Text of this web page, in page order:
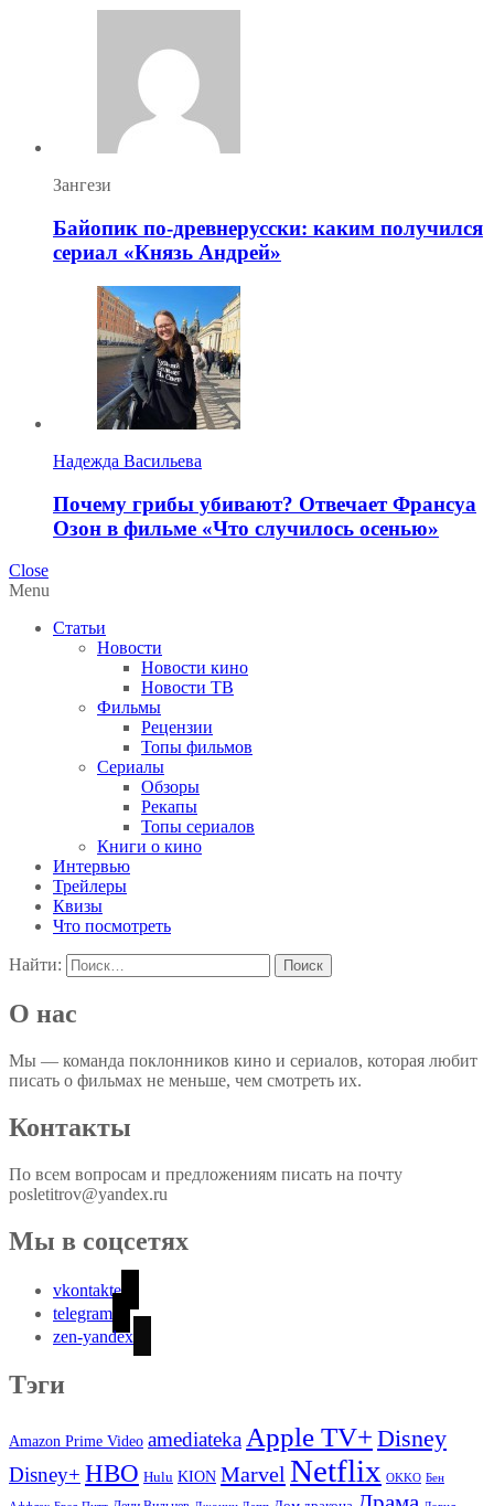
Зангези
Байопик по-древнерусски: каким получился
сериал «Князь Андрей»
Надежда Васильева
Почему грибы убивают? Отвечает Франсуа
Озон в фильме «Что случилось осенью»
Close
Menu
Статьи
Новости
Новости кино
Новости ТВ
Фильмы
Рецензии
Топы фильмов
Сериалы
Обзоры
Рекапы
Топы сериалов
Книги о кино
Интервью
Трейлеры
Квизы
Что посмотреть
Найти:
О нас
Мы — команда поклонников кино и сериалов, которая любит
писать о фильмах не меньше, чем смотреть их.
Контакты
По всем вопросам и предложениям писать на почту
posletitrov@yandex.ru
Мы в соцсетях
vkontakte
telegram
zen-yandex
Тэги
Amazon Prime Video amediateka Apple TV+ Disney
Disney+ HBO Hulu KION Marvel Netflix OKKO Бен